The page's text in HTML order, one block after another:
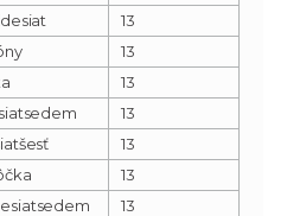
13
13
13
13
13
13
13